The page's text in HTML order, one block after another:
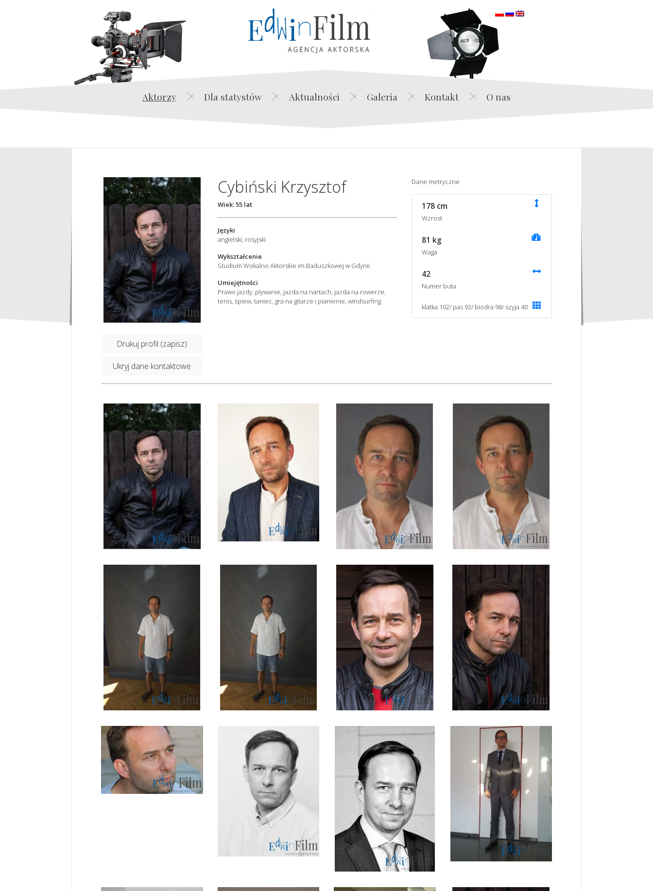
Edwin Film Agencja Aktorska
Aktorzy Dla statystów Aktualności Galeria Kontakt O nas
Drukuj profil (zapisz)
Ukryj dane kontaktowe
Cybiński Krzysztof
Wiek: 55 lat
Języki
angielski, rosyjski
Wykształcenie
Studium Wokalno Aktorskie im.Baduszkowej w Gdynii
Umiejętności
Prawo jazdy, pływanie, jazda na nartach, jazda na rowerze,
tenis, śpiew, taniec, gra na gitarze i pianienie, windsurfing
Dane metryczne
178 cm
Wzrost
81 kg
Waga
42
Numer buta
klatka 102/ pas 92/ biodra 98/ szyja 40